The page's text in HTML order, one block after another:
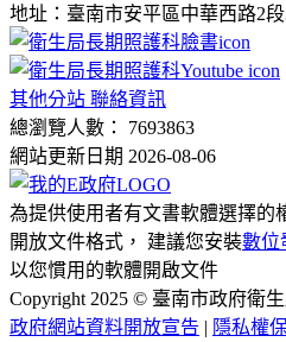
地址：臺南市安平區中華西路2
其他分站 聯絡資訊
總瀏覽人數： 7693863
網站更新日期 2026-08-06
為提供使用者有文書軟體選擇的
開放文件格式， 建議您安裝數位
以您慣用的軟體開啟文件
Copyright 2025 © 臺南市政府衛
政府網站資料開放宣告 | 隱私權